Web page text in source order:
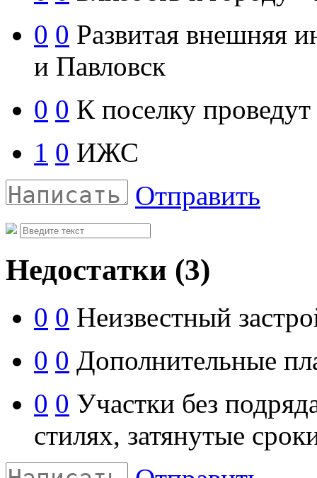
0 0 Развитая внешняя
и Павловск
0 0 К поселку проведут
1 0 ИЖС
Отправить
Недостатки (3)
0 0 Неизвестный
0 0 Дополнительные
0 0 Участки без
стилях, затянутые